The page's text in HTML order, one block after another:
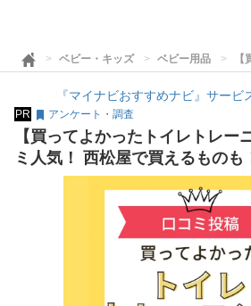
ベビー・キッズ ベビー用品
『マイナビおすすめナビ』サービ
PR アンケート・調査
【買ってよかったトイレトレー
ミ人気！ 西松屋で買えるものも